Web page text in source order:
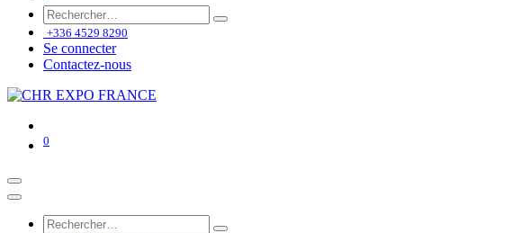
+336 4529 8290
Se connecter
Contactez-nous
0